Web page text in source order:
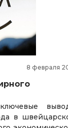
8 февраля
в